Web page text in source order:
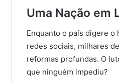
Uma Nação em
Enquanto o país digere
redes sociais, milhares
reformas profundas. O
que ninguém impediu?